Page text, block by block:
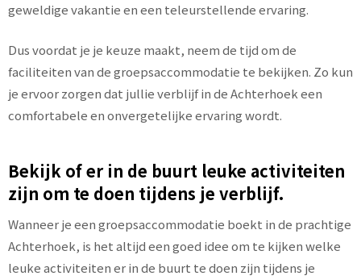
geweldige vakantie en een teleurstellende ervaring.
Dus voordat je je keuze maakt, neem de tijd om de
faciliteiten van de groepsaccommodatie te bekijken. Zo kun
je ervoor zorgen dat jullie verblijf in de Achterhoek een
comfortabele en onvergetelijke ervaring wordt.
Bekijk of er in de buurt leuke activiteiten
zijn om te doen tijdens je verblijf.
Wanneer je een groepsaccommodatie boekt in de prachtige
Achterhoek, is het altijd een goed idee om te kijken welke
leuke activiteiten er in de buurt te doen zijn tijdens je